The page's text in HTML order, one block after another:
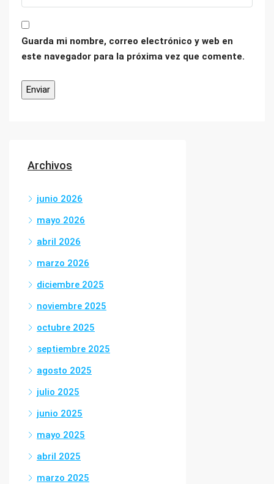
Guarda mi nombre, correo electrónico y web en
este navegador para la próxima vez que comente.
Archivos
junio 2026
mayo 2026
abril 2026
marzo 2026
diciembre 2025
noviembre 2025
octubre 2025
septiembre 2025
agosto 2025
julio 2025
junio 2025
mayo 2025
abril 2025
marzo 2025